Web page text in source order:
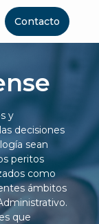
Contacto
y
decisiones
sean
peritos
como
ámbitos
que